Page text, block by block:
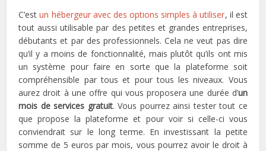
C’estun hébergeur avec des options simples à utiliser, il est
tout aussi utilisable par des petites et grandes entreprises,
débutants et par des professionnels. Cela ne veut pas dire
qu’il y a moins de fonctionnalité, mais plutôt qu’ils ont mis
un système pour faire en sorte que la plateforme soit
compréhensible par tous et pour tous les niveaux. Vous
aurez droit à une offre qui vous proposera une durée d’un
mois de services gratuit. Vous pourrez ainsi tester tout ce
que propose la plateforme et pour voir si celle-ci vous
conviendrait sur le long terme. En investissant la petite
somme de 5 euros par mois, vous pourrez avoir le droit à